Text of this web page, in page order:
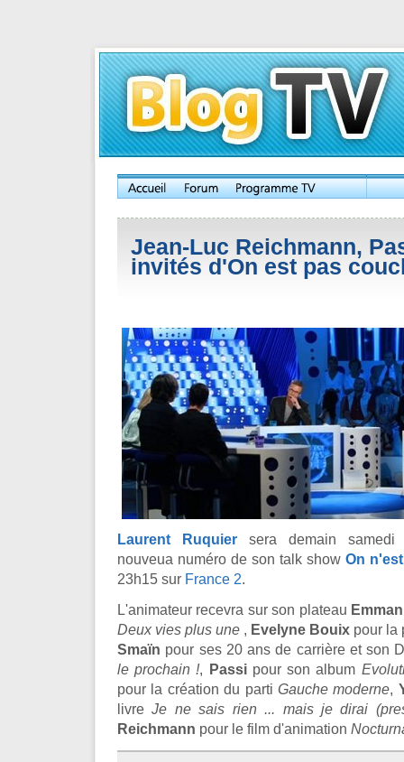
Jean-Luc Reichmann,
invités d'On est pas
Laurent Ruquier sera demain samedi
nouveua numéro de son talk show On
23h15 sur France 2.
L'animateur recevra sur son plateau
Deux vies plus une , Evelyne Bouix pour la
Smaïn pour ses 20 ans de carrière et son
le prochain !, Passipour son album
pour la création du parti Gauche moderne,
livreJe ne sais rien ... mais je dirai
Reichmann pour le film d'animation